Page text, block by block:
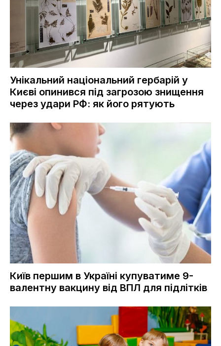
Унікальний національний гербарій у
Києві опинився під загрозою знищення
через удари РФ: як його рятують
Київ першим в Україні купуватиме 9-
валентну вакцину від ВПЛ для підлітків